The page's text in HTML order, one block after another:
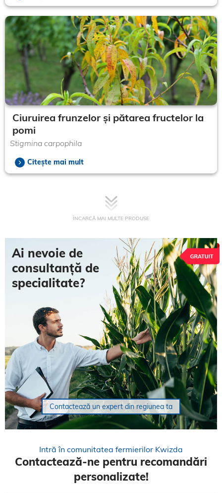
Ciuruirea frunzelor și pătarea fructelor la
pomi
Stigmina carpophila
Citește mai mult
ÎNCARCĂ MAI MULTE PRODUSE
Ai nevoie de
consultanță de
specialitate?
Contactează un expert din regiunea ta
Intră în comunitatea fermierilor Kwizda
Contactează-ne pentru recomandări
personalizate!